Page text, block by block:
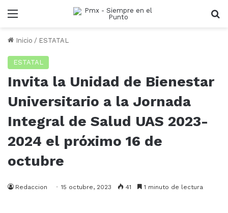
Menu
Inicio / ESTATAL
ESTATAL
Invita la Unidad de Bienestar
Universitario a la Jornada
Integral de Salud UAS 2023-
2024 el próximo 16 de
octubre
Redaccion 15 octubre, 2023 41 1 minuto de lectura